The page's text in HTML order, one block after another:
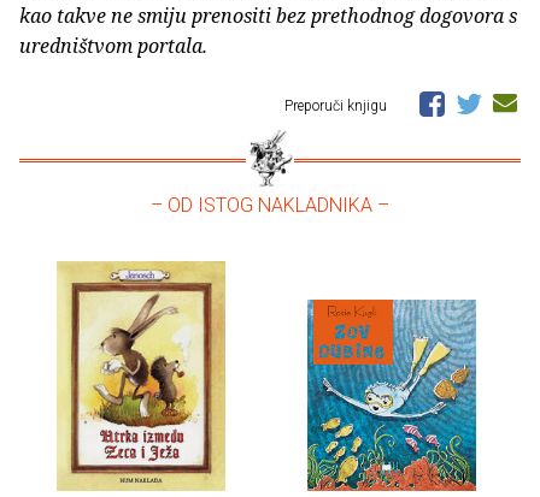
kao takve ne smiju prenositi bez prethodnog dogovora s
uredništvom portala.
Preporuči knjigu
– OD ISTOG NAKLADNIKA –